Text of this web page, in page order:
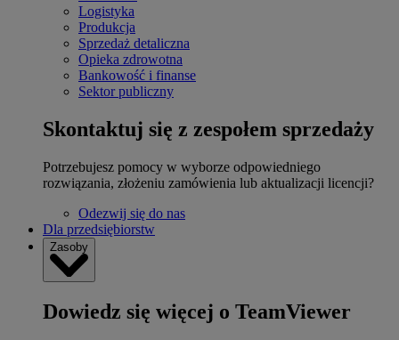
Logistyka
Produkcja
Sprzedaż detaliczna
Opieka zdrowotna
Bankowość i finanse
Sektor publiczny
Skontaktuj się z zespołem sprzedaży
Potrzebujesz pomocy w wyborze odpowiedniego
rozwiązania, złożeniu zamówienia lub aktualizacji licencji?
Odezwij się do nas
Dla przedsiębiorstw
Zasoby
Dowiedz się więcej o TeamViewer